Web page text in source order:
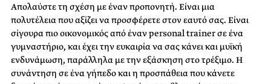
Απολαύστε τη σχέση με έναν προπονητή. Είναι μια
πολυτέλεια που αξίζει να προσφέρετε στον εαυτό σας. Είναι
σίγουρα πιο οικονομικός από έναν personal trainer σε ένα
γυμναστήριο, και έχει την ευκαιρία να σας κάνει και μυϊκή
ενδυνάμωση, παράλληλα με την εξάσκηση στο τρέξιμο. Η
συνάντηση σε ένα γήπεδο και η προσπάθεια που κάνετε